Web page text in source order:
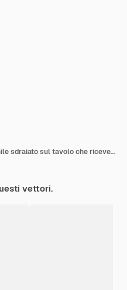
Giovane personaggio femminile sdraiato sul tavolo che riceve massaggio rilassante alla schiena con scrub al sale nel salone della stazione termale. La donna ottiene la cura e il trattamento del corpo da un terapista professionista. Cartoon persone illustrazione vettoriale
vettori.